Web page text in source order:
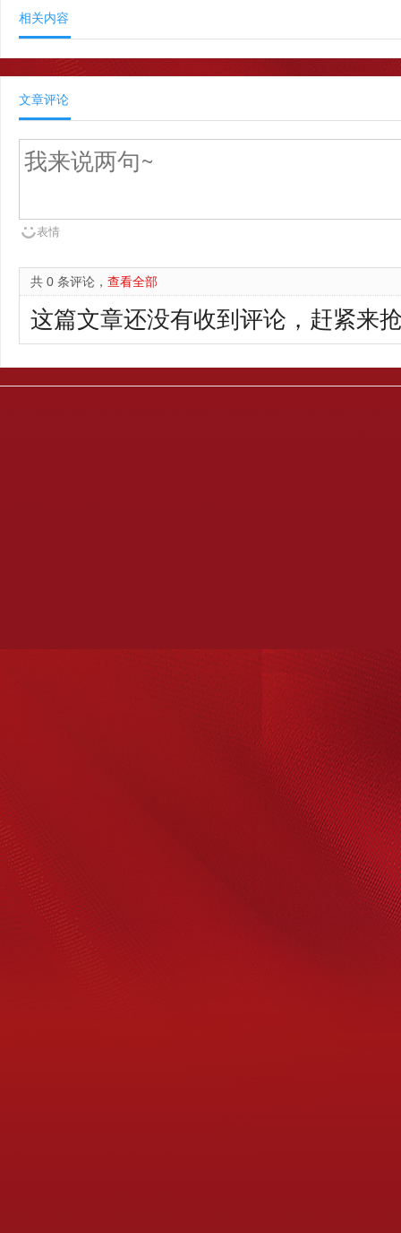
相关内容
文章评论
表情
共 0 条评论， 查看全部
这篇文章还没有收到评论，赶紧来